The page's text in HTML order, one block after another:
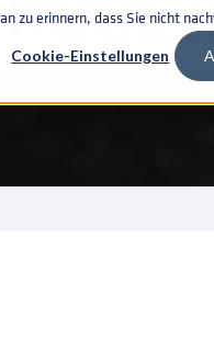
zu erinnern, dass Sie nicht
Cookie-Einstellungen